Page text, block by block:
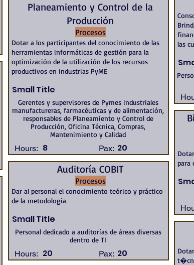
Planeamiento y Control de la
Producción
Procesos
Dotar a los participantes del conocimiento de las
herramientas informáticas de gestión para la
optimización de la utilización de los recursos
productivos en industrias PyME
Small Title
Gerentes y supervisores de Pymes industriales
manufactureras, farmacéuticas y de alimentación,
responsables de Planeamiento y Control de
Producción, Oficina Técnica, Compras,
Mantenimiento y Calidad
Hours: 8 Pax: 20
Auditoría COBIT
Procesos
Dar al personal el conocimiento teórico y práctico
de la metodología
Small Title
Personal dedicado a auditorías de áreas diversas
dentro de TI
Hours: 20 Pax: 20
las
para